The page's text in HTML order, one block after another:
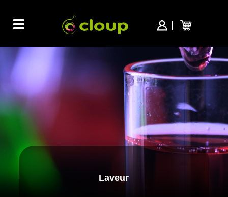
Toggle
navigation
Laveur